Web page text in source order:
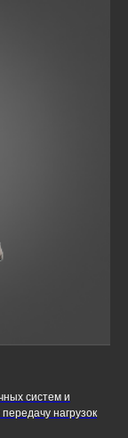
систем и
нагрузок